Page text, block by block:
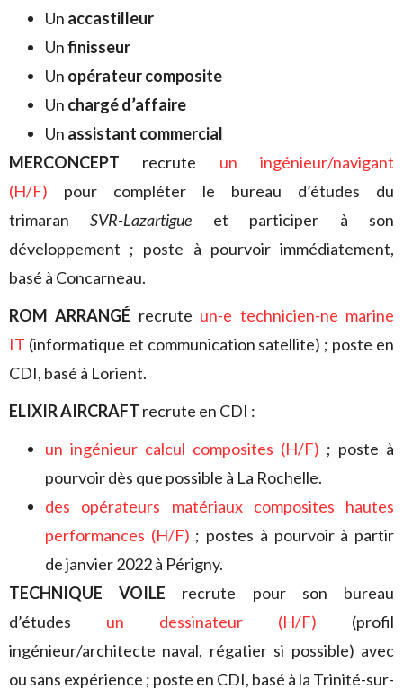
Un accastilleur
Unfinisseur
Un opérateur composite
Un chargé d’affaire
Un assistant commercial
MERCONCEPT recrute un ingénieur/navigant
(H/F) pour compléter le bureau d’études du
trimaranSVR-Lazartigue et participer à son
développement ; poste à pourvoir immédiatement,
basé à Concarneau.
ROM ARRANGÉ recrute un-e technicien-ne marine
IT (informatique et communication satellite) ; poste en
CDI, basé à Lorient.
ELIXIR AIRCRAFT recrute en CDI :
un ingénieur calcul composites (H/F) ; poste à
pourvoir dès que possible à La Rochelle.
des opérateurs matériaux composites hautes
performances (H/F) ; postes à pourvoir à partir
de janvier 2022 à Périgny.
TECHNIQUE VOILE recrute pour son bureau
d’études un dessinateur (H/F) (profil
ingénieur/architecte naval, régatier si possible) avec
ou sans expérience ; poste en CDI, basé à la Trinité-sur-